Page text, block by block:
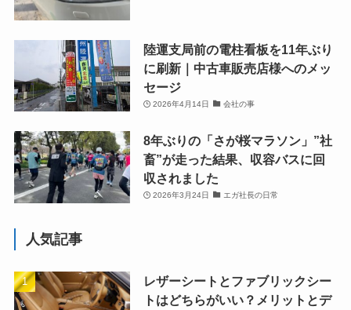
陸運支局前の電柱看板を11年ぶり
に刷新｜中古車販売店様へのメッ
セージ
2026年4月14日 会社の事
8年ぶりの「さが桜マラソン」”社
畜”が走った結果、収容バスに回
収されました
2026年3月24日 エガ社長の日常
人気記事
レザーシートとファブリックシー
トはどちらがいい？メリットとデ